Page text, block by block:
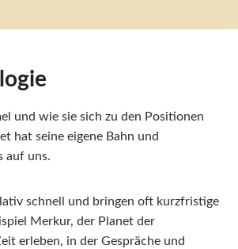
und wie sie sich zu den Positionen
hat seine eigene Bahn und
auf uns.
schnell und bringen oft kurzfristige
Merkur, der Planet der
erleben, in der Gespräche und